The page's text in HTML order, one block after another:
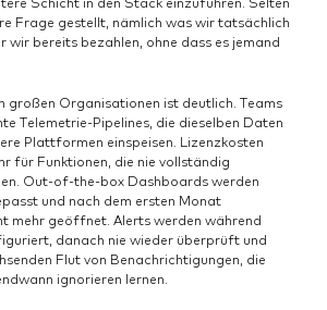
Frage gestellt, nämlich was wir tatsächlich
wir bereits bezahlen, ohne dass es jemand
großen Organisationen ist deutlich. Teams
Telemetrie-Pipelines, die dieselben Daten
Plattformen einspeisen. Lizenzkosten
für Funktionen, die nie vollständig
Out-of-the-box Dashboards werden
und nach dem ersten Monat
mehr geöffnet. Alerts werden während
danach nie wieder überprüft und
Flut von Benachrichtigungen, die
ignorieren lernen.